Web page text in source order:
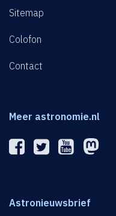
Sitemap
Colofon
Contact
Meer astronomie.nl
Astronieuwsbrief